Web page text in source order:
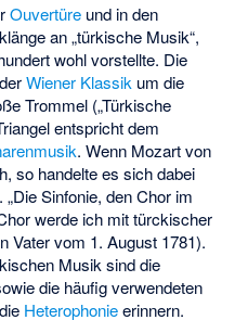
Ouvertüre und in den
an „türkische Musik“,
wohl vorstellte. Die
Wiener Klassik um die
Trommel („Türkische
entspricht dem
. Wenn Mozart von
so handelte es sich dabei
Sinfonie, den Chor im
werde ich mit türckischer
Vater vom 1. August 1781).
Musik sind die
die häufig verwendeten
Heterophonieerinnern.